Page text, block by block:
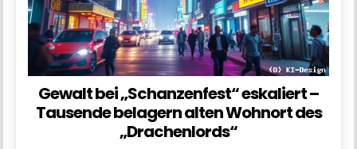
Gewalt bei „Schanzenfest“ eskaliert –
Tausende belagern alten Wohnort des
„Drachenlords“